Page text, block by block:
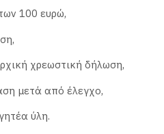
100 ευρώ,
χρεωστική δήλωση,
μετά από έλεγχο,
ύλη.